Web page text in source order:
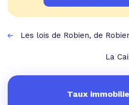
Les lois de Robien, de
La
Taux